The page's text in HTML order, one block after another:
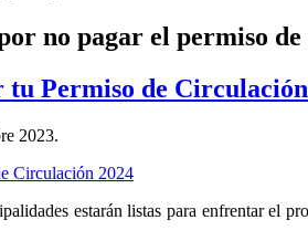
no pagar el permiso
Permiso de
2023.
estarán listas para enfrentar el